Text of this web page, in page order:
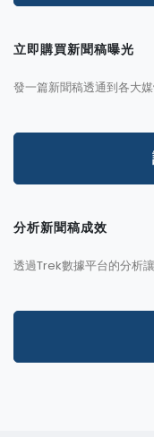
立即購買新聞稿曝光
發一篇新聞稿透通到各大
分析新聞稿成效
透過Trek數據平台的分析